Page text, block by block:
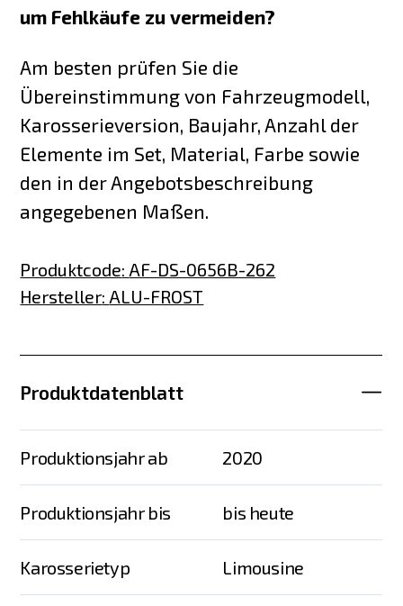
um Fehlkäufe zu vermeiden?
Am besten prüfen Sie die
Übereinstimmung von Fahrzeugmodell,
Karosserieversion, Baujahr, Anzahl der
Elemente im Set, Material, Farbe sowie
den in der Angebotsbeschreibung
angegebenen Maßen.
Produktcode: AF-DS-0656B-262
Hersteller: ALU-FROST
Produktdatenblatt
Produktionsjahr ab 2020
Produktionsjahr bis bis heute
Karosserietyp Limousine